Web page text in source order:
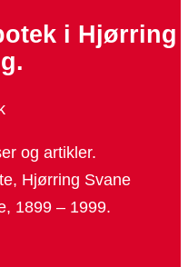
i Hjørring
og artikler.
Hjørring Svane
1899 – 1999.